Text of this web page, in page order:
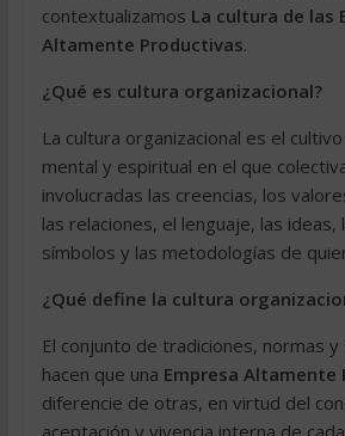
contextualizamos La cultura de las
Altamente Productivas.
¿Qué es cultura organizacional?
La cultura organizacional es el
mental y espiritual en el que
involucradas las creencias, los
las relaciones, el lenguaje, las
símbolos y las metodologías de
¿Qué define la cultura
El conjunto de tradiciones, normas
hacen que una Empresa Altamente
diferencie de otras, en virtud del
aceptación y vivencia interna de